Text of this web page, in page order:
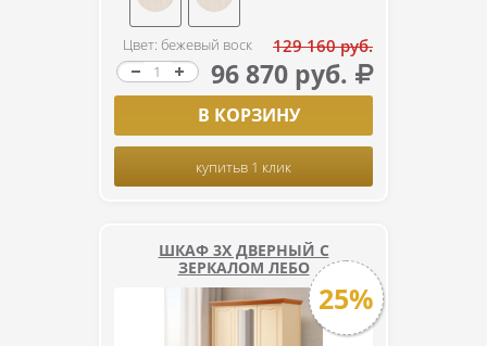
Цвет: бежевый воск 129 160 руб.
96 870 руб.
В КОРЗИНУ
купитьв 1 клик
ШКАФ 3Х ДВЕРНЫЙ С
ЗЕРКАЛОМ ЛЕБО
25%